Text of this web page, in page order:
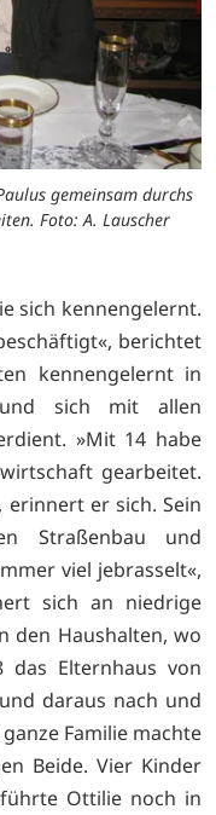
gemeinsam durchs
Foto: A. Lauscher
sich kennengelernt.
berichtet
kennengelernt in
sich mit allen
»Mit 14 habe
gearbeitet.
erinnert er sich. Sein
Straßenbau und
viel jebrasselt«,
sich an niedrige
den Haushalten, wo
das Elternhaus von
daraus nach und
Familie machte
Beide. Vier Kinder
Ottilie noch in